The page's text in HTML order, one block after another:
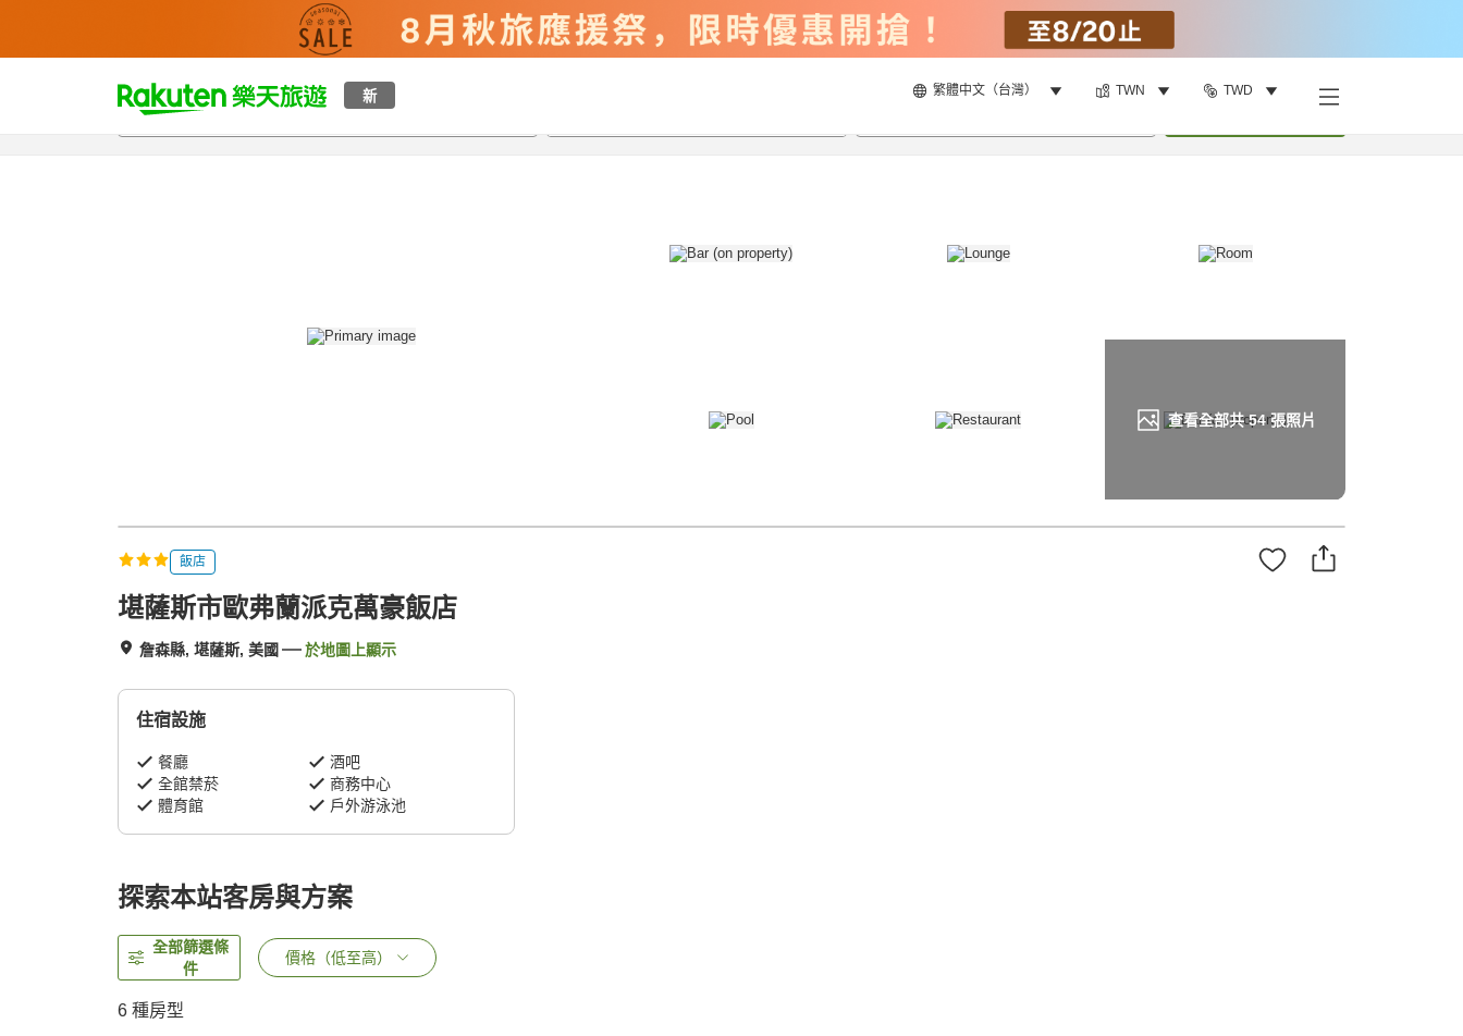
新 繁體中文（台灣） TWN TWD
t
p
查看全部共54張照片
總覽客房與方案評語設施
飯店
堪薩斯市歐弗蘭派克萬豪飯店
詹森縣, 堪薩斯, 美國 於地圖上顯示
住宿設施
餐廳
酒吧
全館禁菸
商務中心
體育館
戶外游泳池
探索本站客房與方案
全部篩選條
件
價格（低至高）
6 種房型